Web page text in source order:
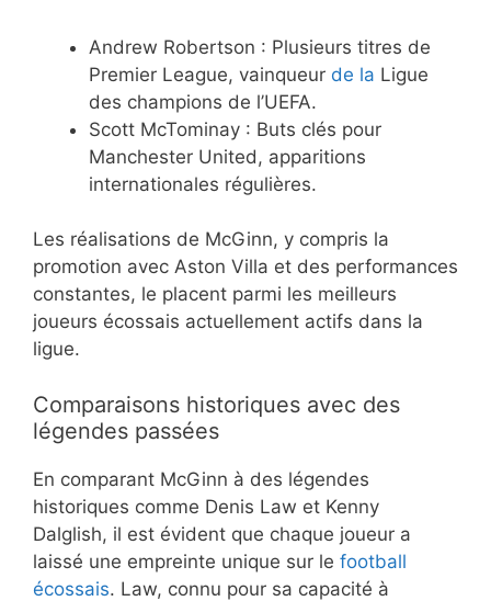
Andrew Robertson : Plusieurs titres de
Premier League, vainqueur de la Ligue
des champions de l’UEFA.
Scott McTominay : Buts clés pour
Manchester United, apparitions
internationales régulières.
Les réalisations de McGinn, y compris la
promotion avec Aston Villa et des performances
constantes, le placent parmi les meilleurs
joueurs écossais actuellement actifs dans la
ligue.
Comparaisons historiques avec des
légendes passées
En comparant McGinn à des légendes
historiques comme Denis Law et Kenny
Dalglish, il est évident que chaque joueur a
laissé une empreinte unique sur le football
écossais. Law, connu pour sa capacité à